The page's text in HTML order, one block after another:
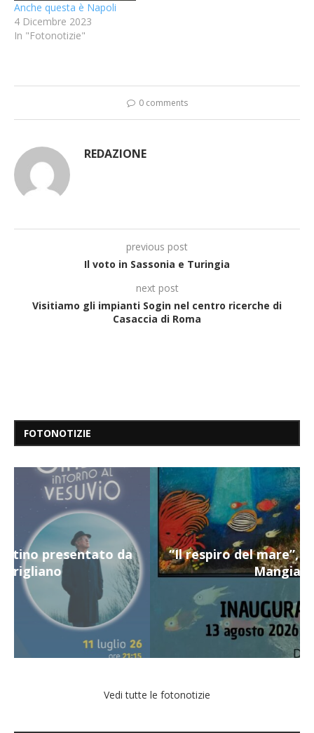
Anche questa è Napoli
4 Dicembre 2023
In "Fotonotizie"
0 comments
REDAZIONE
previous post
Il voto in Sassonia e Turingia
next post
Visitiamo gli impianti Sogin nel centro ricerche di
Casaccia di Roma
FOTONOTIZIE
“Il respiro del mare”, personale di Terry
Mangiatordi
Vedi tutte le fotonotizie